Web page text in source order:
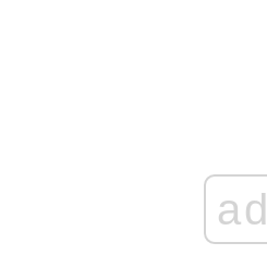
ad